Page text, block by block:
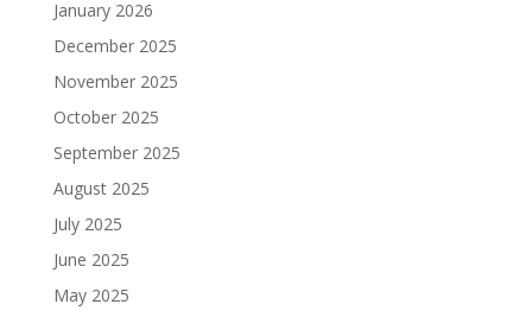
January 2026
December 2025
November 2025
October 2025
September 2025
August 2025
July 2025
June 2025
May 2025